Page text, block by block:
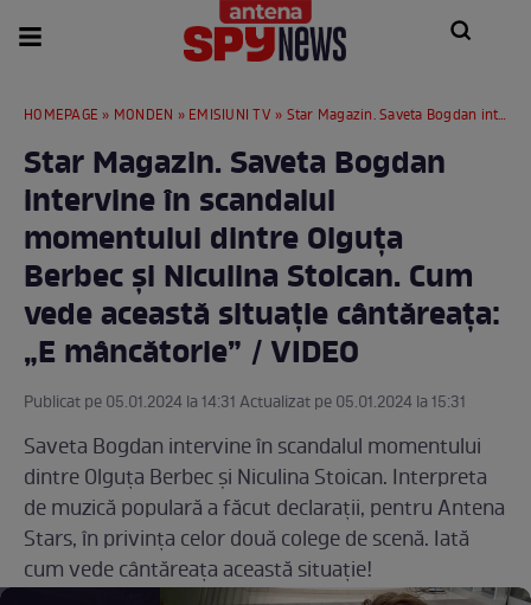
HOMEPAGE » MONDEN » EMISIUNI TV » Star Magazin. Saveta Bogdan intervine în scandalul momentului dintre Olguța Berbec și Niculina Stoican. Cum vede această situație cântăreața: „E mâncătorie” / VIDEO
Star Magazin. Saveta Bogdan
intervine în scandalul
momentului dintre Olguța
Berbec și Niculina Stoican. Cum
vede această situație cântăreața:
„E mâncătorie” / VIDEO
Publicat pe 05.01.2024 la 14:31 Actualizat pe 05.01.2024 la 15:31
Saveta Bogdan intervine în scandalul momentului
dintre Olguța Berbec și Niculina Stoican. Interpreta
de muzică populară a făcut declarații, pentru Antena
Stars, în privința celor două colege de scenă. Iată
cum vede cântăreața această situație!